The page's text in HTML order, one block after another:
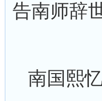
告南师辞
南国熙